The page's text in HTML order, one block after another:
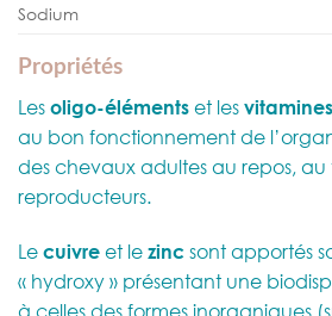
Sodium
Propriétés
Les oligo-éléments et les vitamines
au bon fonctionnement de
des chevaux adultes au repos, au
reproducteurs.
Le cuivre et le zinc sont apportés
« hydroxy » présentant une